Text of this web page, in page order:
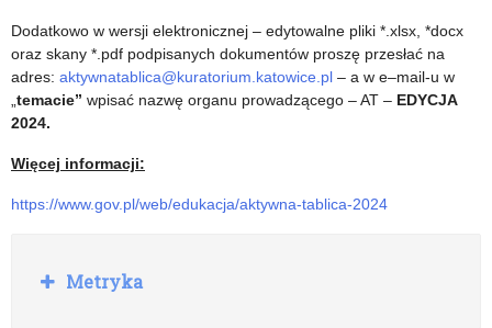
Dodatkowo w wersji elektronicznej – edytowalne pliki *.xlsx, *docx
oraz skany *.pdf podpisanych dokumentów proszę przesłać na
adres: aktywnatablica@kuratorium.katowice.pl – a w e–mail-u w
temacie” wpisać nazwę organu prowadzącego – AT – EDYCJA
2024.
Więcej informacji:
https://www.gov.pl/web/edukacja/aktywna-tablica-2024
R
o
Metryka